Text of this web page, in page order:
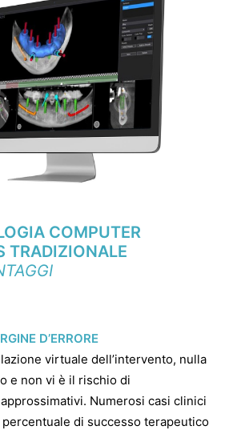
COMPUTER
TRADIZIONALE
D’ERRORE
virtuale dell’intervento, nulla
e non vi è il rischio di
Numerosi casi clinici
di successo terapeutico